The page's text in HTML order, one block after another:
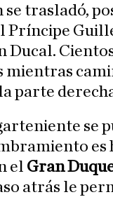
se trasladó,
Príncipe
Ducal.
mientras
parte
se
es
el Gran
atrás le